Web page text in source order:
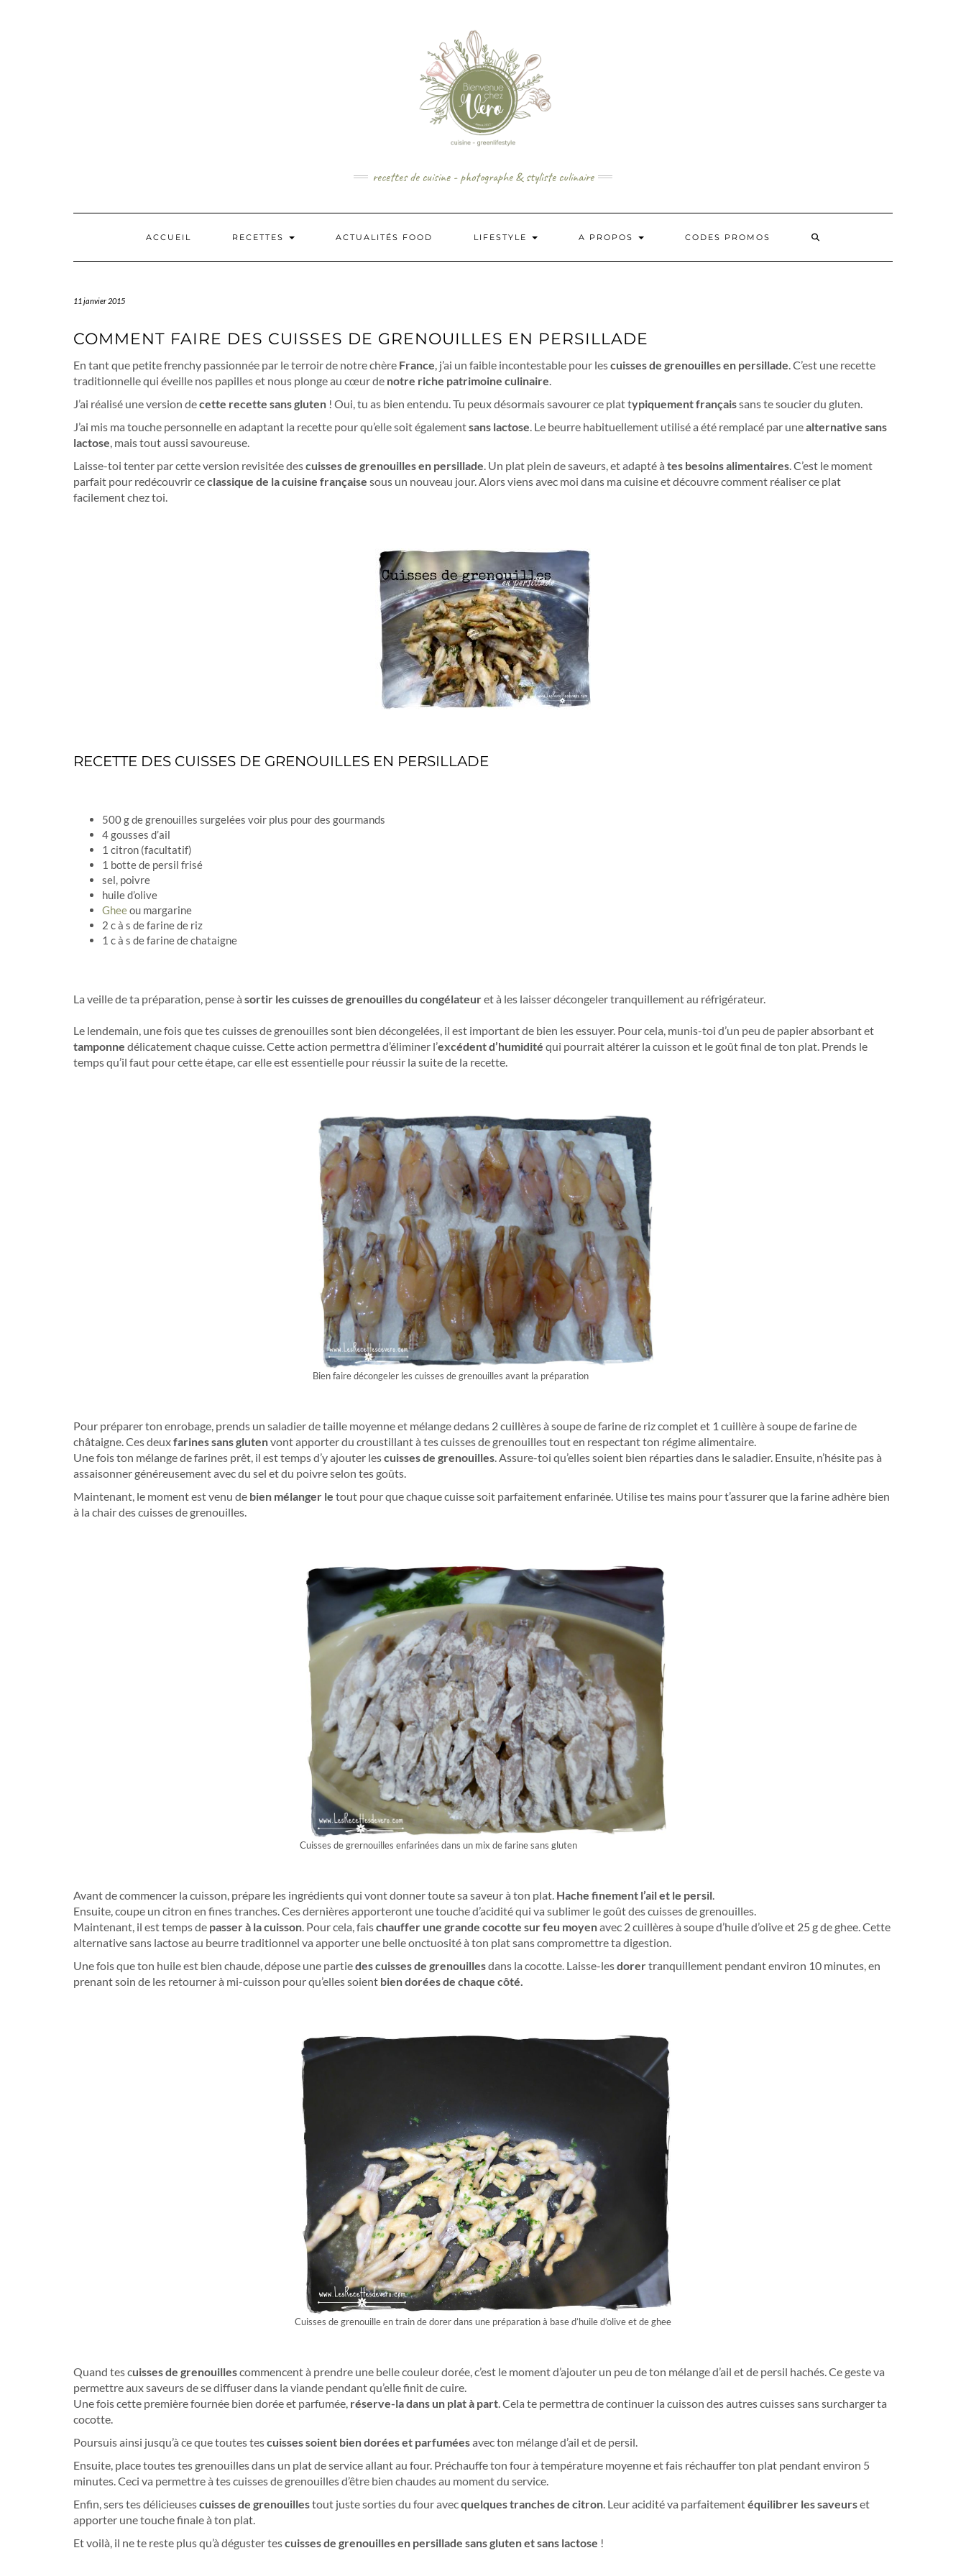
recettes de cuisine - photographe & styliste culinaire
ACCUEIL RECETTES ACTUALITÉS FOOD LIFESTYLE A PROPOS CODES PROMOS
11 janvier 2015
COMMENT FAIRE DES CUISSES DE GRENOUILLES EN PERSILLADE
En tant que petite frenchy passionnée par le terroir de notre chère France, j’ai un faible incontestable pour lescuisses de grenouilles en persillade. C’est une recette
traditionnelle qui éveille nos papilles et nous plonge au cœur de notre riche patrimoine culinaire.
J’ai réalisé une version decette recette sans gluten ! Oui, tu as bien entendu. Tu peux désormais savourer ce plat typiquement françaissans te soucier du gluten.
J’ai mis ma touche personnelle en adaptant la recette pour qu’elle soit égalementsans lactose. Le beurre habituellement utilisé a été remplacé par unealternative sans
lactose, mais tout aussi savoureuse.
Laisse-toi tenter par cette version revisitée descuisses de grenouilles en persillade. Un plat plein de saveurs, et adapté à tes besoins alimentaires. C’est le moment
parfait pour redécouvrir ceclassique de la cuisine française sous un nouveau jour. Alors viens avec moi dans ma cuisine et découvre comment réaliser ce plat
facilement chez toi.
RECETTE DES CUISSES DE GRENOUILLES EN PERSILLADE
500 g de grenouilles surgelées voir plus pour des gourmands
4 gousses d’ail
1 citron (facultatif)
1 botte de persil frisé
sel, poivre
huile d’olive
Gheeou margarine
2 c à s de farine de riz
1 c à s de farine de chataigne
La veille de ta préparation, pense à sortir les cuisses de grenouilles du congélateuret à les laisser décongeler tranquillement au réfrigérateur.
Le lendemain, une fois que tes cuisses de grenouilles sont bien décongelées, il est important de bien les essuyer. Pour cela, munis-toi d’un peu de papier absorbant et
tamponne délicatement chaque cuisse. Cette action permettra d’éliminer l’excédent d’humidité qui pourrait altérer la cuisson et le goût final de ton plat. Prends le
temps qu’il faut pour cette étape, car elle est essentielle pour réussir la suite de la recette.
Bien faire décongeler les cuisses de grenouilles avant la préparation
Pour préparer ton enrobage, prends un saladier de taille moyenne et mélange dedans 2 cuillères à soupe de farine de riz complet et 1 cuillère à soupe de farine de
châtaigne. Ces deuxfarines sans glutenvont apporter du croustillantà tes cuisses de grenouilles tout en respectant ton régime alimentaire.
Une fois ton mélange de farines prêt, il est temps d’y ajouter lescuisses de grenouilles. Assure-toi qu’elles soient bien réparties dans le saladier. Ensuite, n’hésite pas à
assaisonner généreusement avec du sel et du poivre selon tes goûts.
Maintenant, le moment est venu de bien mélanger le tout pour que chaque cuisse soit parfaitement enfarinée. Utilise tes mains pour t’assurer que la farine adhère bien
à la chair des cuisses de grenouilles.
Cuisses de grernouilles enfarinées dans un mix de farine sans gluten
Avant de commencer la cuisson, prépare les ingrédients qui vont donner toute sa saveur à ton plat. Hache finement l’ail et le persil.
Ensuite, coupe un citron en fines tranches. Ces dernières apporteront une touche d’acidité qui va sublimer le goût des cuisses de grenouilles.
Maintenant, il est temps de passer à la cuisson. Pour cela, faischauffer une grande cocotte sur feu moyenavec 2 cuillères à soupe d’huile d’olive et 25 g de ghee. Cette
alternative sans lactose au beurre traditionnel va apporter une belle onctuosité à ton plat sans compromettre ta digestion.
Une fois que ton huile est bien chaude, dépose une partiedes cuisses de grenouillesdans la cocotte. Laisse-lesdorertranquillement pendant environ 10 minutes, en
prenant soin de les retourner à mi-cuisson pour qu’elles soient bien dorées de chaque côté.
Cuisses de grenouille en train de dorer dans une préparation à base d’huile d’olive et de ghee
Quand tes cuisses de grenouillescommencent à prendre une belle couleur dorée, c’est le moment d’ajouter un peu de ton mélange d’ail et de persil hachés. Ce geste va
permettre aux saveurs de se diffuser dans la viande pendant qu’elle finit de cuire.
Une fois cette première fournée bien dorée et parfumée, réserve-la dans un plat à part. Cela te permettra de continuer la cuisson des autres cuisses sans surcharger ta
cocotte.
Poursuis ainsi jusqu’à ce que toutes tescuisses soient bien dorées et parfuméesavec ton mélange d’ail et de persil.
Ensuite, place toutes tes grenouilles dans un plat de service allant au four. Préchauffe ton four à température moyenne et fais réchauffer ton plat pendant environ 5
minutes. Ceci va permettre à tes cuisses de grenouilles d’être bien chaudes au moment du service.
Enfin, sers tes délicieusescuisses de grenouillestout juste sorties du four avecquelques tranches de citron. Leur acidité va parfaitementéquilibrer les saveurset
apporter une touche finale à ton plat.
Et voilà, il ne te reste plus qu’à déguster tescuisses de grenouilles en persillade sans gluten et sans lactose !